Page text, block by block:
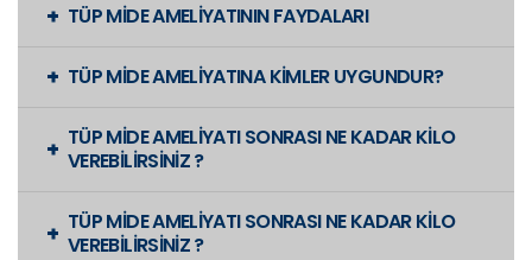
TÜP MİDE AMELİYATININ FAYDALARI
TÜP MİDE AMELİYATINA KİMLER UYGUNDUR?
TÜP MİDE AMELİYATI SONRASI NE KADAR KİLO
VEREBİLİRSİNİZ ?
TÜP MİDE AMELİYATI SONRASI NE KADAR KİLO
VEREBİLİRSİNİZ ?